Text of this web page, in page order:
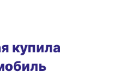
купила